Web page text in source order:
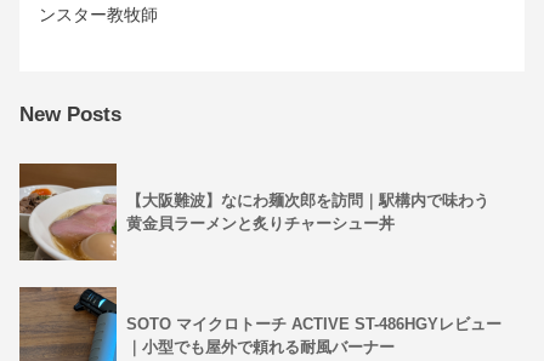
ンスター教牧師
New Posts
【大阪難波】なにわ麺次郎を訪問｜駅構内で味わう
黄金貝ラーメンと炙りチャーシュー丼
SOTO マイクロトーチ ACTIVE ST-486HGYレビュー
｜小型でも屋外で頼れる耐風バーナー